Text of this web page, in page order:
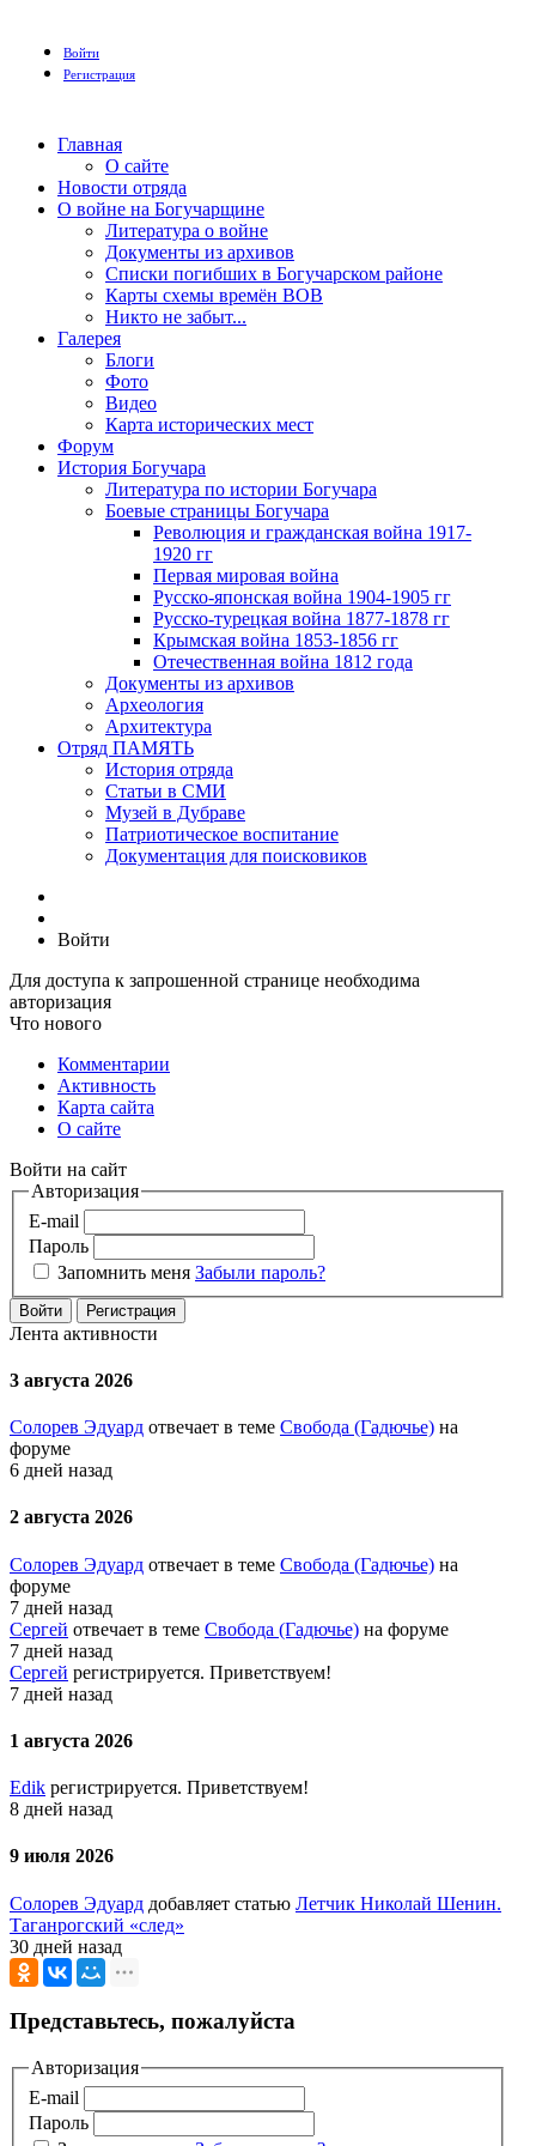
Войти
Регистрация
Главная
О сайте
Новости отряда
О войне на Богучарщине
Литература о войне
Документы из архивов
Списки погибших в Богучарском районе
Карты схемы времён ВОВ
Никто не забыт...
Галерея
Блоги
Фото
Видео
Карта исторических мест
Форум
История Богучара
Литература по истории Богучара
Боевые страницы Богучара
Революция и гражданская война 1917-
1920 гг
Первая мировая война
Русско-японская война 1904-1905 гг
Русско-турецкая война 1877-1878 гг
Крымская война 1853-1856 гг
Отечественная война 1812 года
Документы из архивов
Археология
Архитектура
Отряд ПАМЯТЬ
История отряда
Статьи в СМИ
Музей в Дубраве
Патриотическое воспитание
Документация для поисковиков
Войти
Для доступа к запрошенной странице необходима
авторизация
Что нового
Комментарии
Активность
Карта сайта
О сайте
Войти на сайт
Авторизация
E-mail
Пароль
Запомнить меня Забыли пароль?
Войти Регистрация
Лента активности
3 августа 2026
Солорев Эдуард отвечает в теме Свобода (Гадючье) на
форуме
6 дней назад
2 августа 2026
Солорев Эдуард отвечает в теме Свобода (Гадючье) на
форуме
7 дней назад
Сергей отвечает в теме Свобода (Гадючье) на форуме
7 дней назад
Сергей регистрируется. Приветствуем!
7 дней назад
1 августа 2026
Edik регистрируется. Приветствуем!
8 дней назад
9 июля 2026
Солорев Эдуард добавляет статью Летчик Николай Шенин.
Таганрогский «след»
30 дней назад
Представьтесь, пожалуйста
Авторизация
E-mail
Пароль